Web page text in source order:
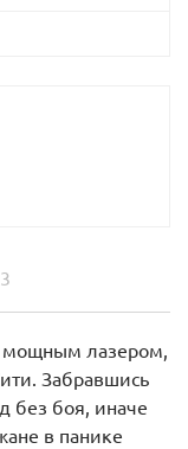
мощным лазером,
Забравшись
без боя, иначе
в панике